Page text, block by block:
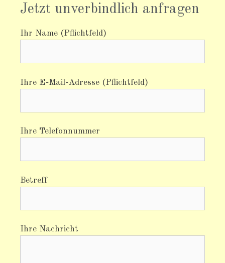
Jetzt unverbindlich anfragen
Ihr Name (Pflichtfeld)
Ihre E-Mail-Adresse (Pflichtfeld)
Ihre Telefonnummer
Betreff
Ihre Nachricht